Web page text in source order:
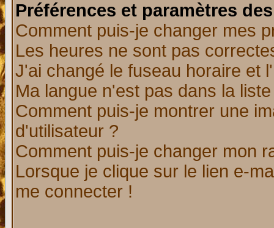
Préférences et paramètres
Comment puis-je changer mes
Les heures ne sont pas
J'ai changé le fuseau horaire et
Ma langue n'est pas dans la
Comment puis-je montrer une
d'utilisateur ?
Comment puis-je changer mon
Lorsque je clique sur le lien e-
me connecter !